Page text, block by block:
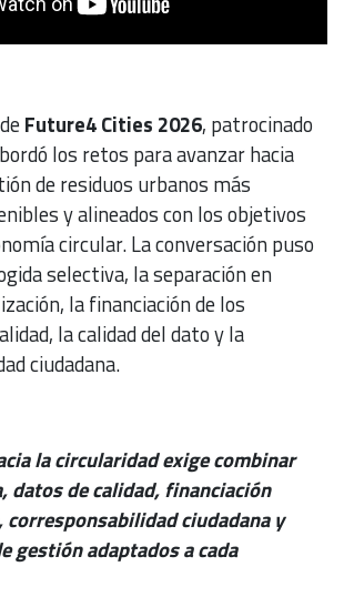
Future4 Cities 2026, patrocinado
los retos para avanzar hacia
de residuos urbanos más
y alineados con los objetivos
circular. La conversación puso
selectiva, la separación en
la financiación de los
la calidad del dato y la
ciudadana.
la circularidad exige combinar
datos de calidad, financiación
ciudadana y
gestión adaptados a cada